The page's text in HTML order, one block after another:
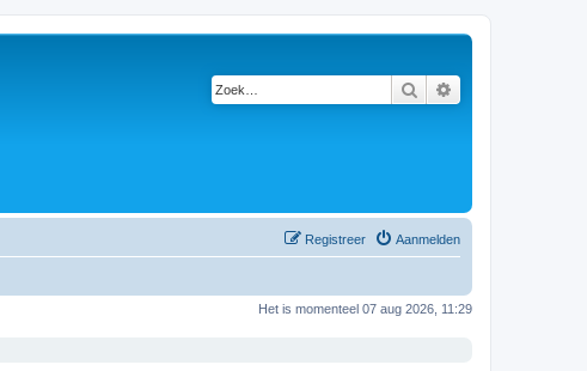
Zoek
Aanmelden
Registreer
Het is momenteel 07 aug 2026, 11:29